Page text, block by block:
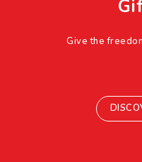
Give the